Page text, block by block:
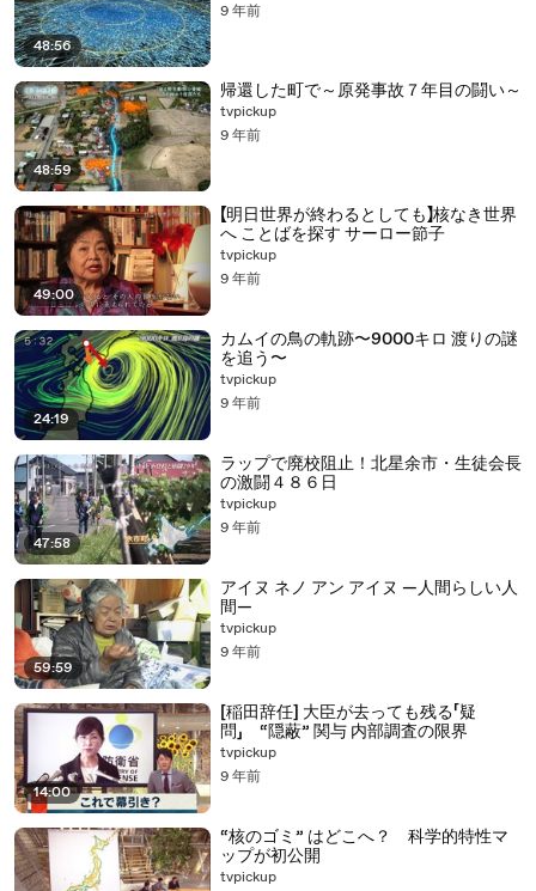
48:56
9 年前
48:59
帰還した町で～原発事故７年目の闘い～
tvpickup
9 年前
49:00
【明日世界が終わるとしても】核なき世界
へ ことばを探す サーロー節子
tvpickup
9 年前
24:19
カムイの鳥の軌跡〜9000キロ 渡りの謎
を追う〜
tvpickup
9 年前
47:58
ラップで廃校阻止！北星余市・生徒会長
の激闘４８６日
tvpickup
9 年前
59:59
アイヌ ネノ アン アイヌ ―人間らしい人
間―
tvpickup
9 年前
14:00
[稲田辞任] 大臣が去っても残る「疑
問」 “隠蔽” 関与 内部調査の限界
tvpickup
9 年前
“核のゴミ” はどこへ？ 科学的特性マ
ップが初公開
tvpickup